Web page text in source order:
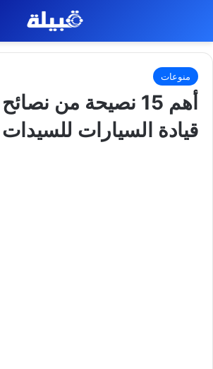
منوعات
أهم 15 نصيحة من
قيادة السيارات للسيدات